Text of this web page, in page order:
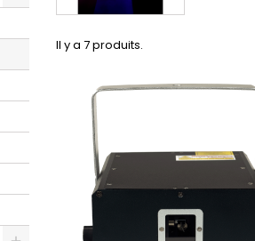
Il y a 7 produits.